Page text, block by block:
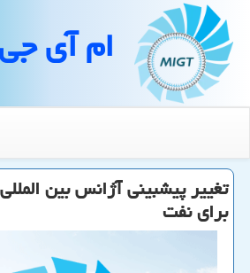
ام آی
تغییر پیشبینی آژانس بین
برای نفت